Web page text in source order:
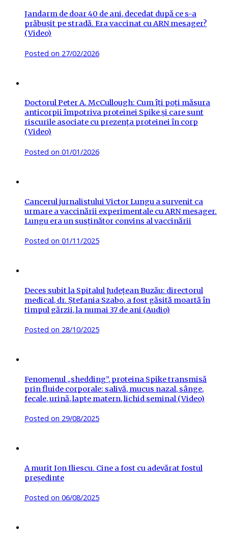
Jandarm de doar 40 de ani, decedat după ce s-a
prăbușit pe stradă. Era vaccinat cu ARN mesager?
(Video)
Posted on 27/02/2026
Doctorul Peter A. McCullough: Cum îți poți măsura
anticorpii împotriva proteinei Spike și care sunt
riscurile asociate cu prezența proteinei în corp
(Video)
Posted on 01/01/2026
Cancerul jurnalistului Victor Lungu a survenit ca
urmare a vaccinării experimentale cu ARN mesager.
Lungu era un susținător convins al vaccinării
Posted on 01/11/2025
Deces subit la Spitalul Județean Buzău: directorul
medical, dr. Ștefania Szabo, a fost găsită moartă în
timpul gărzii, la numai 37 de ani (Audio)
Posted on 28/10/2025
Fenomenul „shedding”, proteina Spike transmisă
prin fluide corporale: salivă, mucus nazal, sânge,
fecale, urină, lapte matern, lichid seminal (Video)
Posted on 29/08/2025
A murit Ion Iliescu. Cine a fost cu adevărat fostul
președinte
Posted on 06/08/2025